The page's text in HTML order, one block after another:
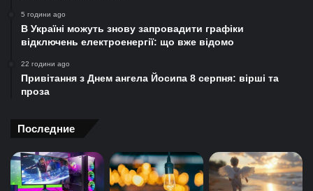
5 години ago
В Україні можуть знову запровадити графіки
відключень електроенергії: що вже відомо
22 години ago
Привітання з Днем ангела Йосипа 8 серпня: вірші та
проза
Последние